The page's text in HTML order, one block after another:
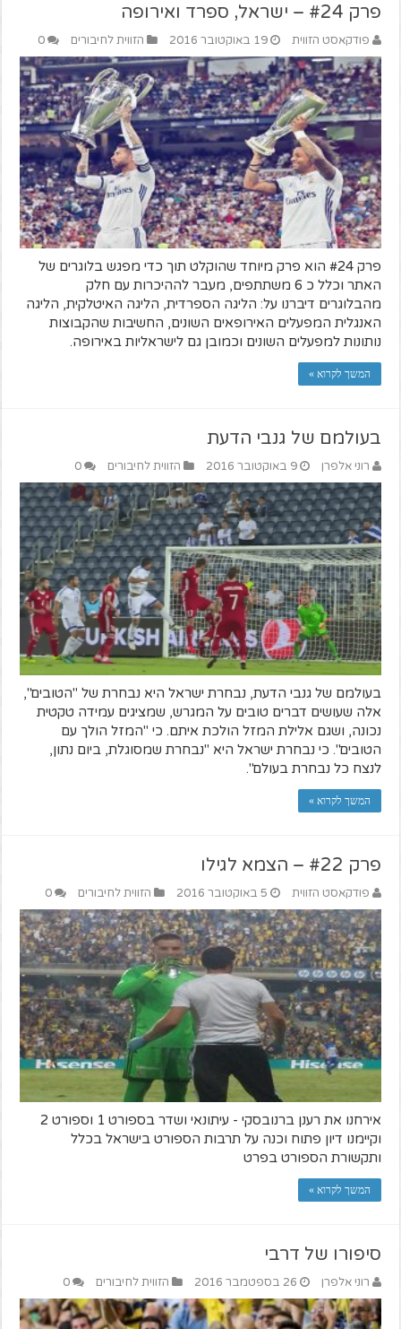
פרק #24 – ישראל, ספרד ואירופה
פודקאסט הזווית 19 באוקטובר 2016 הזווית לחיבורים 0
פרק #24 הוא פרק מיוחד שהוקלט תוך כדי מפגש בלוגרים של
האתר וכלל כ 6 משתתפים, מעבר לההיכרות עם חלק
מהבלוגרים דיברנו על: הליגה הספרדית, הליגה האיטלקית, הליגה
האנגלית המפעלים האירופאים השונים, החשיבות שהקבוצות
נותונות למפעלים השונים וכמובן גם לישראליות באירופה.
המשך לקרוא »
בעולמם של גנבי הדעת
רוני אלפרן 9 באוקטובר 2016 הזווית לחיבורים 0
בעולמם של גנבי הדעת, נבחרת ישראל היא נבחרת של "הטובים",
אלה שעושים דברים טובים על המגרש, שמציגים עמידה טקטית
נכונה, ושגם אלילת המזל הולכת איתם. כי "המזל הולך עם
הטובים". כי נבחרת ישראל היא "נבחרת שמסוגלת, ביום נתון,
לנצח כל נבחרת בעולם".
המשך לקרוא »
פרק #22 – הצמא לגילו
פודקאסט הזווית 5 באוקטובר 2016 הזווית לחיבורים 0
אירחנו את רענן ברנובסקי - עיתונאי ושדר בספורט 1 וספורט 2
וקיימנו דיון פתוח וכנה על תרבות הספורט בישראל בכלל
ותקשורת הספורט בפרט
המשך לקרוא »
סיפורו של דרבי
רוני אלפרן 26 בספטמבר 2016 הזווית לחיבורים 0